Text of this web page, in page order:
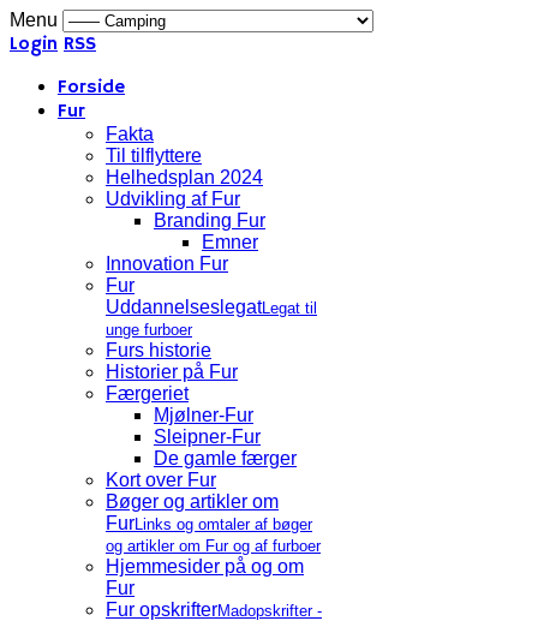
Menu
Login RSS
Forside
Fur
Fakta
Til tilflyttere
Helhedsplan 2024
Udvikling af Fur
Branding Fur
Emner
Innovation Fur
Fur
UddannelseslegatLegat til
unge furboer
Furs historie
Historier på Fur
Færgeriet
Mjølner-Fur
Sleipner-Fur
De gamle færger
Kort over Fur
Bøger og artikler om
FurLinks og omtaler af bøger
og artikler om Fur og af furboer
Hjemmesider på og om
Fur
Fur opskrifterMadopskrifter -